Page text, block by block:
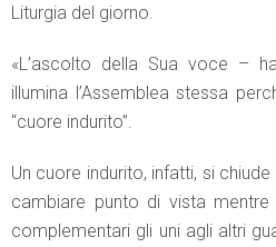
Liturgia del giorno.
«L’ascolto della Sua voce –
illumina l’Assemblea stessa
“cuore indurito”.
Un cuore indurito, infatti, si
cambiare punto di vista
complementari gli uni agli altri